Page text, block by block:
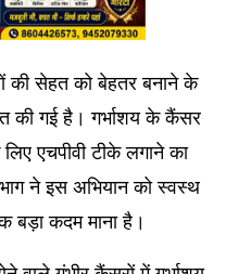
की सेहत को बेहतर बनाने के
गई है। गर्भाशय के कैंसर
एचपीवी टीके लगाने का
ने इस अभियान को स्वस्थ
कदम माना है।